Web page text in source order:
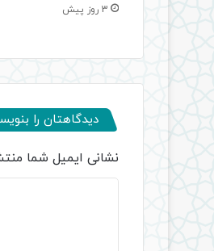
3 روز پیش
دیدگاهتان را
نشانی ایمیل شما